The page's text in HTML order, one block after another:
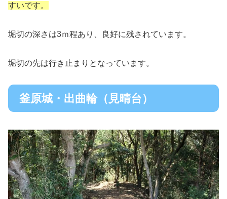
すいです。
堀切の深さは3ｍ程あり、良好に残されています。
堀切の先は行き止まりとなっています。
釜原城・出曲輪（見晴台）